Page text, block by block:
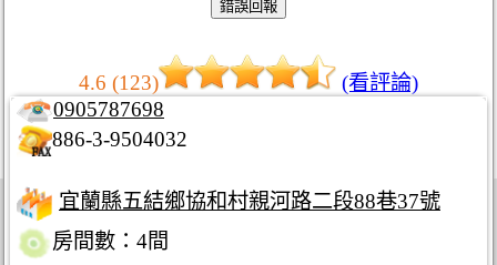
4.6 (123)
(看評論)
0905787698
886-3-9504032
宜蘭縣五結鄉協和村親河路二段88巷37號
房間數：4間